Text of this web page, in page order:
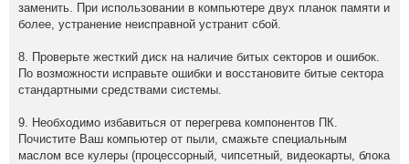
заменить. При использовании в компьютере двух планок памяти и
более, устранение неисправной устранит сбой.
8. Проверьте жесткий диск на наличие битых секторов и ошибок.
По возможности исправьте ошибки и восстановите битые сектора
стандартными средствами системы.
9. Необходимо избавиться от перегрева компонентов ПК.
Почистите Ваш компьютер от пыли, смажьте специальным
маслом все кулеры (процессорный, чипсетный, видеокарты, блока